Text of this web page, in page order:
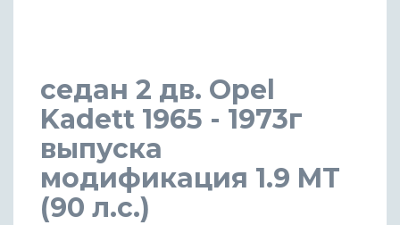
седан 2 дв. Opel
Kadett 1965 - 1973г
выпуска
модификация 1.9 MT
(90 л.с.)